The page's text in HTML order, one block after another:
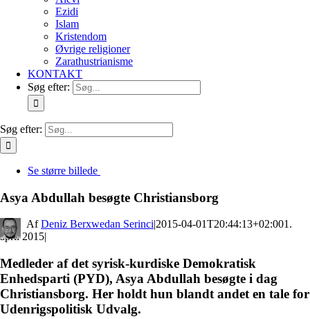
Ezidi
Islam
Kristendom
Øvrige religioner
Zarathustrianisme
KONTAKT
Søg efter:
Søg efter:
Se større billede
Asya Abdullah besøgte Christiansborg
By Deniz Berxwedan Serinci|2015-04-01T20:44:13+02:001.
april 2015|
Medleder af det syrisk-kurdiske Demokratisk
Enhedsparti (PYD), Asya Abdullah besøgte i dag
Christiansborg. Her holdt hun blandt andet en tale for
Udenrigspolitisk Udvalg.